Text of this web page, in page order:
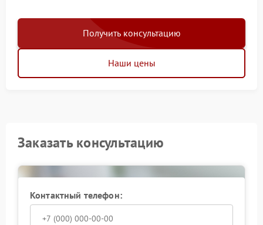
Получить консультацию
Наши цены
Заказать консультацию
Контактный телефон: